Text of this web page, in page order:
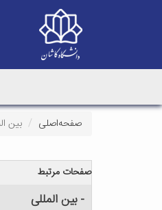
صفحه‌اصلی بین
صفحات مرتبط
- بین المللی